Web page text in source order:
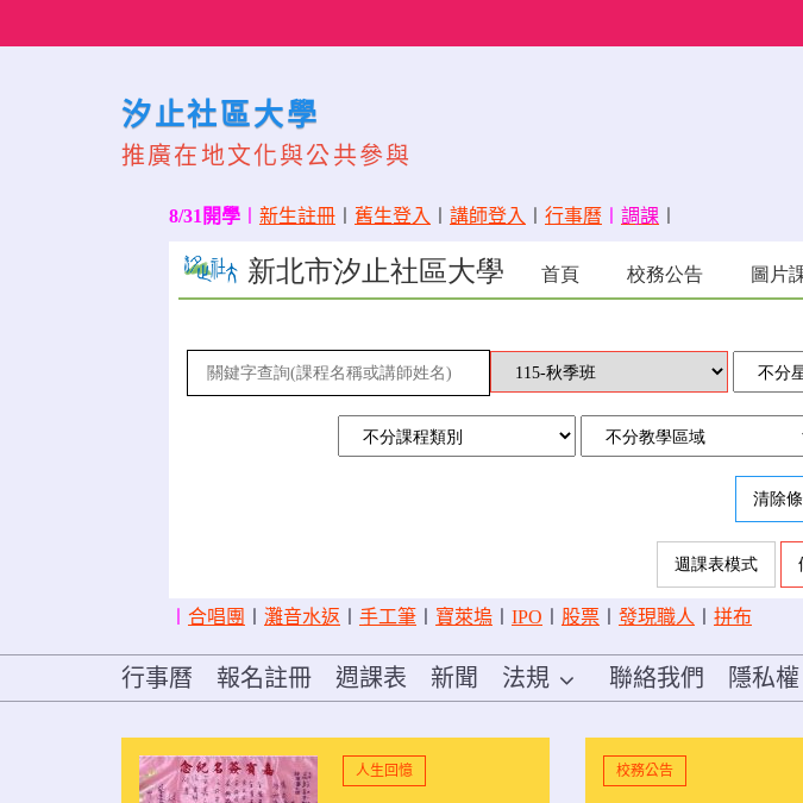
汐止社區大學
推廣在地文化與公共參與
8/31開學 新生註冊 舊生登入 講師登入 行事曆 調課
合唱團 灘音水返 手工筆 寶萊塢 IPO 股票 發現職人 拼布
行事曆 報名註冊 週課表 新聞 法規 聯絡我們 隱私權
人生回憶 校務公告